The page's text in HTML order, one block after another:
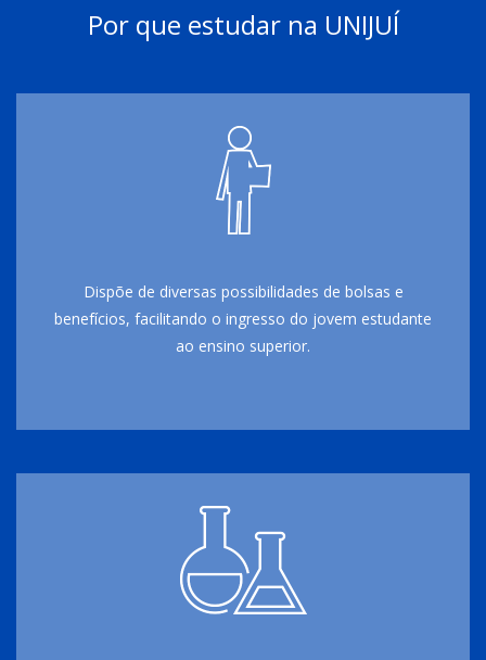
Por que estudar na UNIJUÍ
Dispõe de diversas possibilidades de bolsas e
benefícios, facilitando o ingresso do jovem estudante
ao ensino superior.